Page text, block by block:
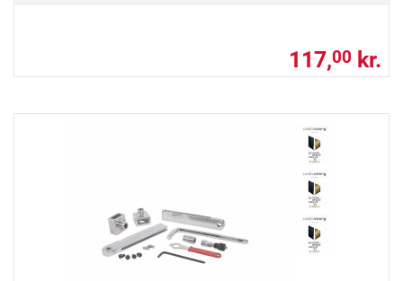
117,00 kr.